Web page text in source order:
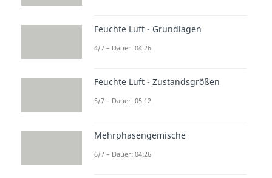
Feuchte Luft - Grundlagen
4/7 – Dauer: 04:26
Feuchte Luft - Zustandsgrößen
5/7 – Dauer: 05:12
Mehrphasengemische
6/7 – Dauer: 04:26